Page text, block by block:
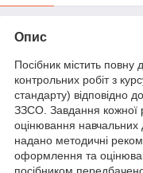
Опис
Посібник містить повну
контрольних робіт з
стандарту) відповідно
ЗЗСО. Завдання кожної
оцінювання навчальних
надано методичні
оформлення та
посібником